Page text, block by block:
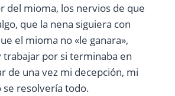
del mioma, los nervios de que
que la nena siguiera con
el mioma no «le ganara»,
por si terminaba en
de una vez mi decepción, mi
resolvería todo.